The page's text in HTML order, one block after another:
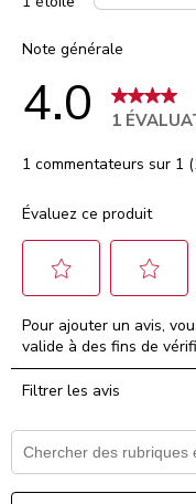
Note générale
4.0 1
1 commentateurs sur 1
Évaluez ce produit
pour
évaluer
l'article
à
Cette
pour
évaluer
l'article
à
Cette
Pour ajouter un avis,
valide à des fins de
Filtrer les avis
Zone de recherche de